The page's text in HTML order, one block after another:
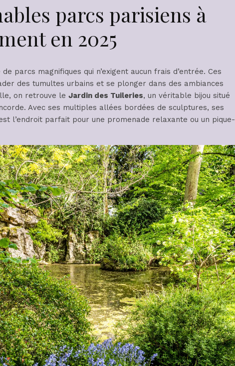
parcs parisiens à
en 2025
parcs magnifiques qui n’exigent aucun frais d’entrée. Ces
des tumultes urbains et se plonger dans des ambiances
on retrouve le Jardin des Tuileries, un véritable bijou situé
Avec ses multiples allées bordées de sculptures, ses
l’endroit parfait pour une promenade relaxante ou un pique-